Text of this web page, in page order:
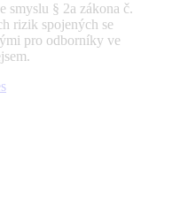
smyslu § 2a zákona č.
rizik spojených se
pro odborníky ve